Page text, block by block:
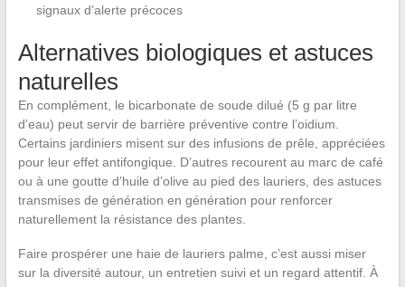
signaux d’alerte précoces
Alternatives biologiques et astuces
naturelles
En complément, le bicarbonate de soude dilué (5 g par litre
d’eau) peut servir de barrière préventive contre l’oidium.
Certains jardiniers misent sur des infusions de prêle, appréciées
pour leur effet antifongique. D’autres recourent au marc de café
ou à une goutte d’huile d’olive au pied des lauriers, des astuces
transmises de génération en génération pour renforcer
naturellement la résistance des plantes.
Faire prospérer une haie de lauriers palme, c’est aussi miser
sur la diversité autour, un entretien suivi et un regard attentif. À